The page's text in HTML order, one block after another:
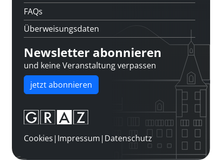
FAQs
Überweisungsdaten
Newsletter abonnieren
und keine Veranstaltung verpassen
jetzt abonnieren
Cookies| Impressum| Datenschutz